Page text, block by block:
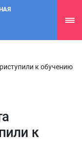
к обучению
к